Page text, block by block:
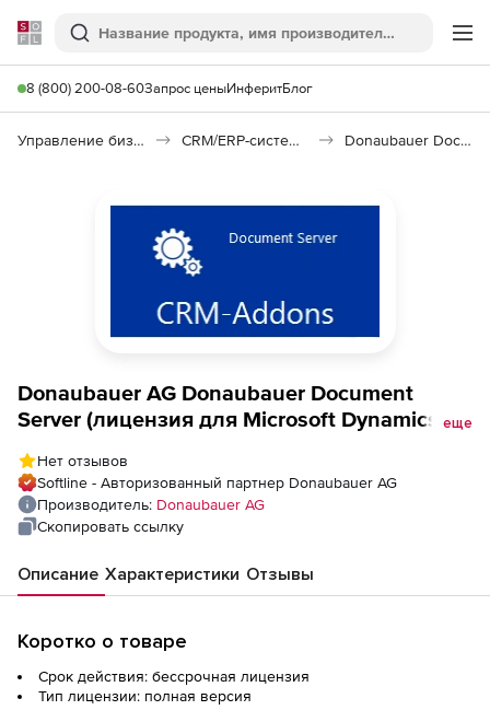
Softline
Поиск
8 (800) 200-08-60Запрос ценыИнферитБлог
Управление бизнесом, CRM/ERP CRM/ERP-системы Donaubauer Document Server
Donaubauer AG Donaubauer Document
Server (лицензия для Microsoft Dynamics
еще
Нет отзывов
Softline - Авторизованный партнер Donaubauer AG
Производитель: Donaubauer AG
Скопировать ссылку
Описание Характеристики Отзывы
Коротко о товаре
Срок действия: бессрочная лицензия
Тип лицензии: полная версия